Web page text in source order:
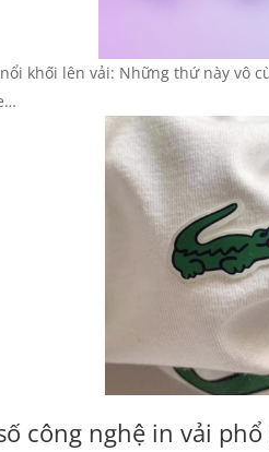
khối lên vải: Những thứ này vô
công nghệ in vải phổ